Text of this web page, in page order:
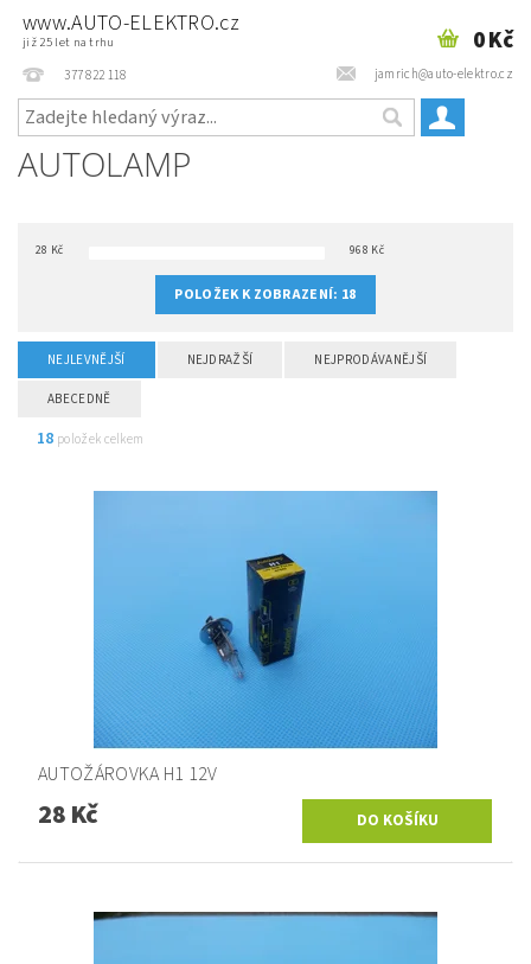
www.AUTO-ELEKTRO.cz
již 25 let na trhu
377 822 118
jamrich@auto-elektro.cz
0 Kč
AUTOLAMP
28 Kč 968 Kč
POLOŽEK K ZOBRAZENÍ: 18
NEJLEVNĚJŠÍ NEJDRAŽŠÍ NEJPRODÁVANĚJŠÍ
ABECEDNĚ
18 položek celkem
AUTOŽÁROVKA H1 12V
28 Kč